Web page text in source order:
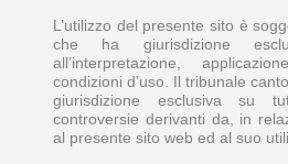
L’utilizzo del presente sito è
che ha giurisdizione
all’interpretazione,
condizioni d’uso. Il tribunale
giurisdizione esclusiva
controversie derivanti da, in
al presente sito web ed al suo